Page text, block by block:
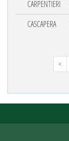
CARPENTIERI
CASCAPERA
<